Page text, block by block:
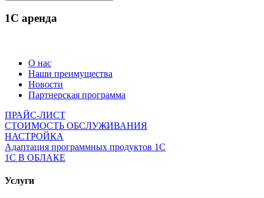
1С аренда
О нас
Наши преимущества
Новости
Партнерская программа
ПРАЙС-ЛИСТ
СТОИМОСТЬ ОБСЛУЖИВАНИЯ
НАСТРОЙКА
Адаптация программных продуктов 1С
1С В ОБЛАКЕ
Услуги